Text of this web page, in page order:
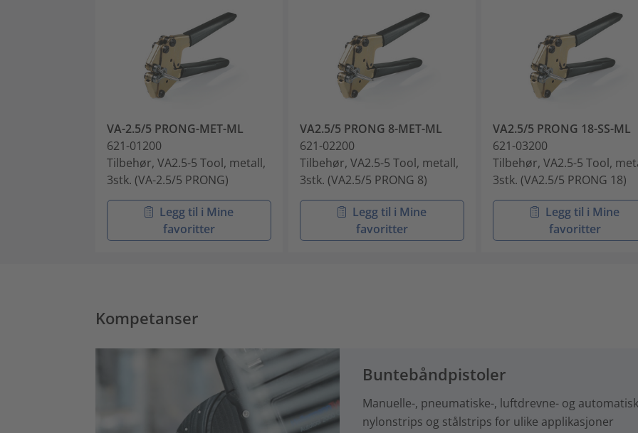
VA-2.5/5 PRONG-MET-ML
621-01200
Tilbehør, VA2.5-5 Tool, metall,
3stk. (VA-2.5/5 PRONG)
Legg til i Mine
favoritter
VA2.5/5 PRONG 8-MET-ML
621-02200
Tilbehør, VA2.5-5 Tool, metall,
3stk. (VA2.5/5 PRONG 8)
Legg til i Mine
favoritter
VA2.5/5 PRONG 18-SS-ML
621-03200
Tilbehør, VA2.5-5 Tool,
3stk. (VA2.5/5 PRONG 18)
Legg til i Mine
favoritter
Kompetanser
Buntebåndpistoler
Manuelle-, pneumatiske-, luftdrevne- og
nylonstrips og stålstrips for ulike applikasjoner